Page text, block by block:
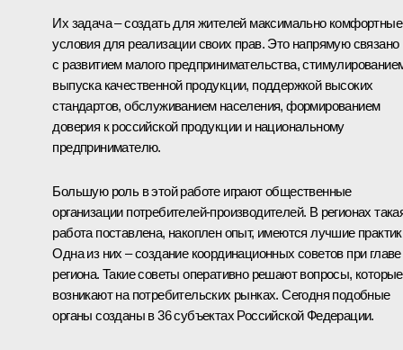
Их задача – создать для жителей максимально комфортные
условия для реализации своих прав. Это напрямую связано
с развитием малого предпринимательства,
выпуска качественной продукции, поддержкой высоких
стандартов, обслуживанием населения, формированием
доверия к российской продукции и национальному
предпринимателю.
Большую роль в этой работе играют общественные
организации потребителей-производителей. В регионах
работа поставлена, накоплен опыт, имеются лучшие
Одна из них – создание координационных советов при главе
региона. Такие советы оперативно решают вопросы, которые
возникают на потребительских рынках. Сегодня подобные
органы созданы в 36 субъектах Российской Федерации.